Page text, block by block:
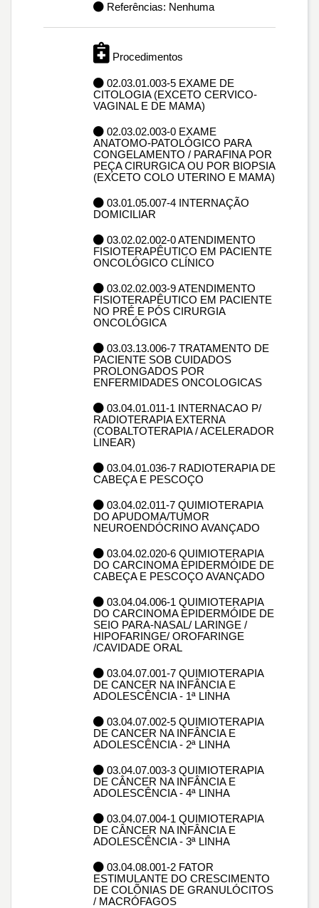
Referências: Nenhuma
Procedimentos
02.03.01.003-5 EXAME DE
CITOLOGIA (EXCETO CERVICO-
VAGINAL E DE MAMA)
02.03.02.003-0 EXAME
ANATOMO-PATOLÓGICO PARA
CONGELAMENTO / PARAFINA POR
PEÇA CIRURGICA OU POR BIOPSIA
(EXCETO COLO UTERINO E MAMA)
03.01.05.007-4 INTERNAÇÃO
DOMICILIAR
03.02.02.002-0 ATENDIMENTO
FISIOTERAPÊUTICO EM PACIENTE
ONCOLÓGICO CLÍNICO
03.02.02.003-9 ATENDIMENTO
FISIOTERAPÊUTICO EM PACIENTE
NO PRÉ E PÓS CIRURGIA
ONCOLÓGICA
03.03.13.006-7 TRATAMENTO DE
PACIENTE SOB CUIDADOS
PROLONGADOS POR
ENFERMIDADES ONCOLOGICAS
03.04.01.011-1 INTERNACAO P/
RADIOTERAPIA EXTERNA
(COBALTOTERAPIA / ACELERADOR
LINEAR)
03.04.01.036-7 RADIOTERAPIA DE
CABEÇA E PESCOÇO
03.04.02.011-7 QUIMIOTERAPIA
DO APUDOMA/TUMOR
NEUROENDÓCRINO AVANÇADO
03.04.02.020-6 QUIMIOTERAPIA
DO CARCINOMA EPIDERMÓIDE DE
CABEÇA E PESCOÇO AVANÇADO
03.04.04.006-1 QUIMIOTERAPIA
DO CARCINOMA EPIDERMÓIDE DE
SEIO PARA-NASAL/ LARINGE /
HIPOFARINGE/ OROFARINGE
/CAVIDADE ORAL
03.04.07.001-7 QUIMIOTERAPIA
DE CANCER NA INFÂNCIA E
ADOLESCÊNCIA - 1ª LINHA
03.04.07.002-5 QUIMIOTERAPIA
DE CANCER NA INFÂNCIA E
ADOLESCÊNCIA - 2ª LINHA
03.04.07.003-3 QUIMIOTERAPIA
DE CÂNCER NA INFÂNCIA E
ADOLESCÊNCIA - 4ª LINHA
03.04.07.004-1 QUIMIOTERAPIA
DE CÂNCER NA INFÂNCIA E
ADOLESCÊNCIA - 3ª LINHA
03.04.08.001-2 FATOR
ESTIMULANTE DO CRESCIMENTO
DE COLÕNIAS DE GRANULÓCITOS
/ MACRÓFAGOS